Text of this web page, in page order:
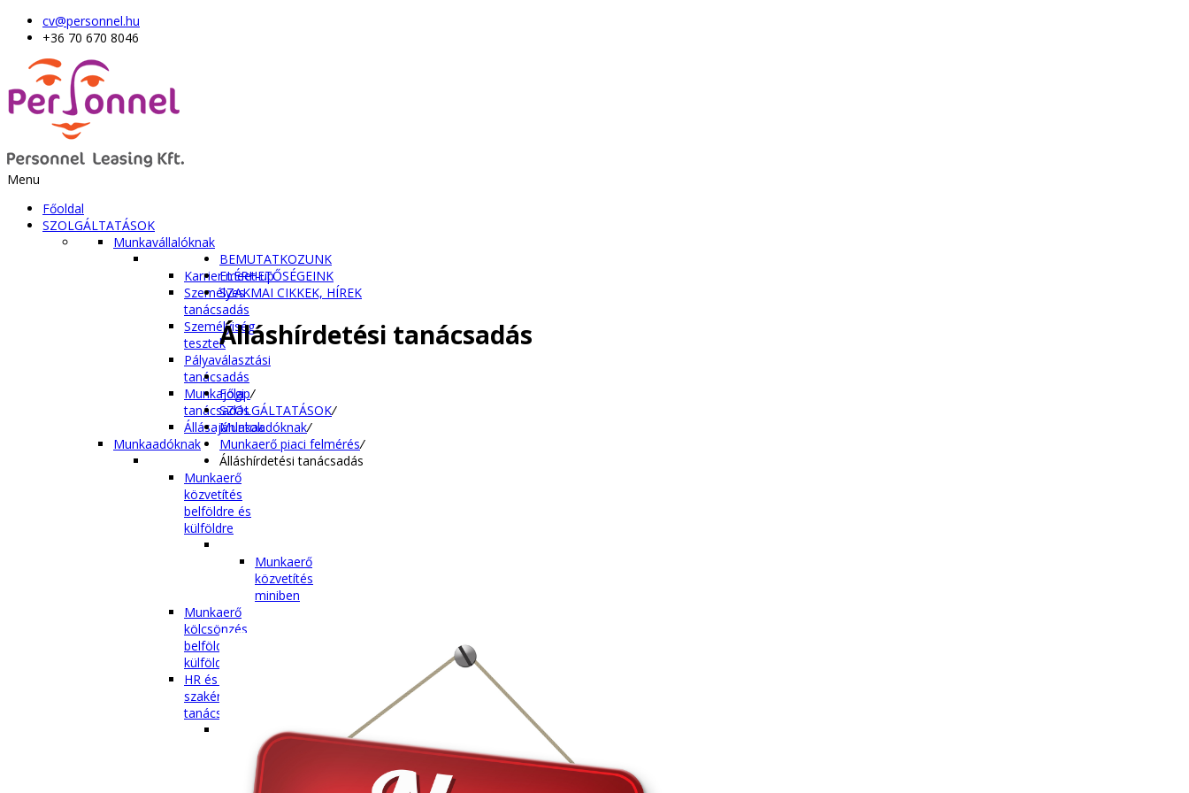
cv@personnel.hu
+36 70 670 8046
Menu
Főoldal
SZOLGÁLTATÁSOK
Munkavállalóknak
Karrier meet-up
Személyes
tanácsadás
Személyiség
tesztek
Pályaválasztási
tanácsadás
Munkajogi
tanácsadás
Állásajánlatok
Munkaadóknak
Munkaerő
közvetítés
belföldre és
külföldre
Munkaerő
közvetítés
miniben
Munkaerő
kölcsönzés
belföldre és
külföldre
HR és munkaügyi
szakértői
tanácsadás
AC
Tesztek
HR outsourcing
BEMUTATKOZUNK
ELÉRHETŐSÉGEINK
SZAKMAI CIKKEK, HÍREK
Álláshírdetési tanácsadás
Főlap/
SZOLGÁLTATÁSOK/
Munkaadóknak/
Munkaerő piaci felmérés/
Álláshírdetési tanácsadás